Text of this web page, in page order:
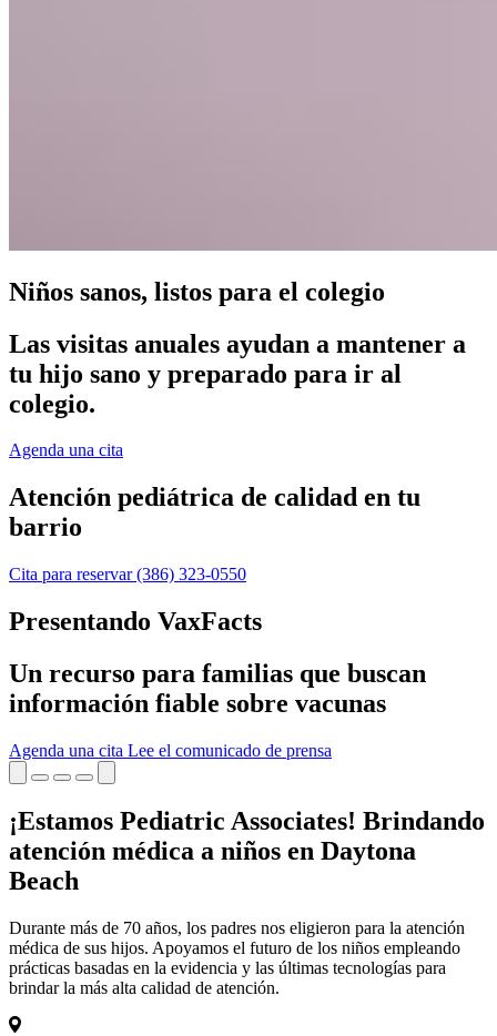
Niños sanos, listos para el colegio
Las visitas anuales ayudan a mantener a
tu hijo sano y preparado para ir al
colegio.
Agenda una cita
Atención pediátrica de calidad en tu
barrio
Cita para reservar(386) 323-0550
Presentando VaxFacts
Un recurso para familias que buscan
información fiable sobre vacunas
Agenda una cita Lee el comunicado de prensa
¡Estamos Pediatric Associates! Brindando
atención médica a niños en Daytona
Beach
Durante más de 70 años, los padres nos eligieron para la atención
médica de sus hijos. Apoyamos el futuro de los niños empleando
prácticas basadas en la evidencia y las últimas tecnologías para
brindar la más alta calidad de atención.